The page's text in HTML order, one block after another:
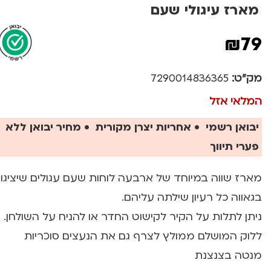
מארז עיגולי שעם
₪79
מק"ט: 7290014836365
המלאי אזל
יבואן רשמי • אחריות יצרן מקורית • מחיר יבואן ללא
פערי תיווך
מארז שווה במיוחד של ארבעה לוחות שעם עגולים שיציגו
בגאווה כל רעיון שילתה עליהם.
ניתן לתלות על הקיר לקישוט החדר או להניח על השולחן.
ללוק המושלם ממולץ לצרף גם את הנעצים סוכריות
מנטה בצנצנת